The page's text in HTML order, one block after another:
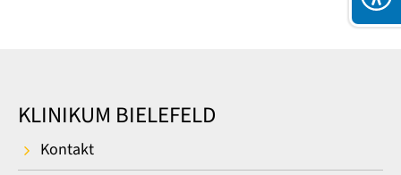
KLINIKUM BIELEFELD
Kontakt